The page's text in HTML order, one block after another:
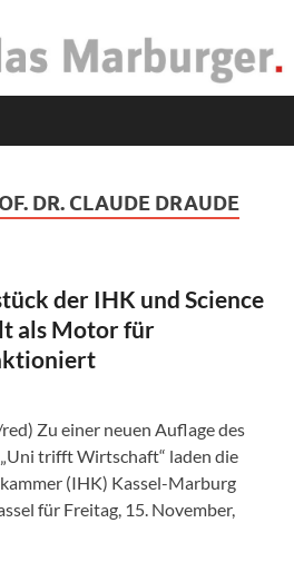
DR. CLAUDE DRAUDE
der IHK und Science
als Motor für
Zu einer neuen Auflage des
trifft Wirtschaft“ laden die
(IHK) Kassel-Marburg
für Freitag, 15. November,